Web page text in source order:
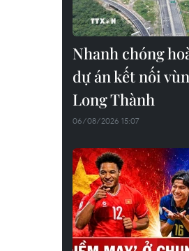
Nhanh chóng
dự án kết nối
Long Thành
06/08/2026 15:07